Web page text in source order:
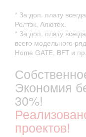
* За доп. плату
Ролтэк, Алютех.
* За доп. плату
всего модельного
Home GATE, BFT и пр.
Экономия
30%!
проектов!